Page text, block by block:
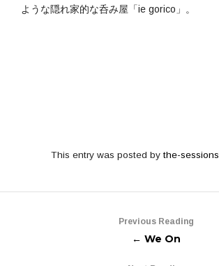
ような隠れ家的な呑み屋「ie gorico」。
This entry was posted by the-sessions
Previous Reading
← We On